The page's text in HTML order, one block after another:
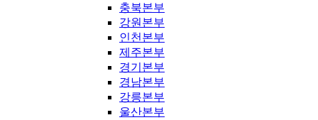
충북본부
강원본부
인천본부
제주본부
경기본부
경남본부
강릉본부
울산본부